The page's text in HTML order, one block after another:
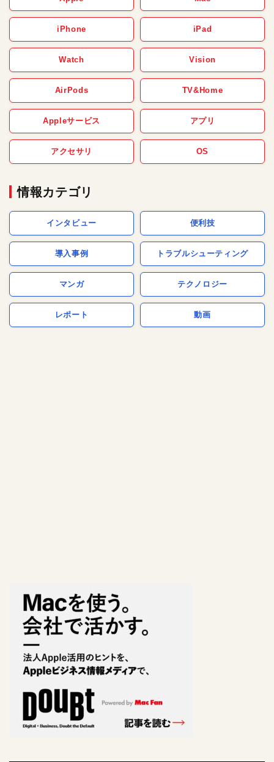
iPhone iPad
Watch Vision
AirPods TV&Home
Appleサービス アプリ
アクセサリ OS
情報カテゴリ
インタビュー 便利技
導入事例 トラブルシューティング
マンガ テクノロジー
レポート 動画